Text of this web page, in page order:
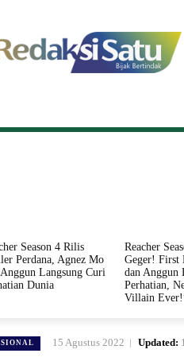
Season 4 Rilis
Perdana, Agnez Mo
Langsung Curi
Dunia
Reacher
Geger! First
dan Anggun
Perhatian,
Villain
15 Agustus 2022 Updated: